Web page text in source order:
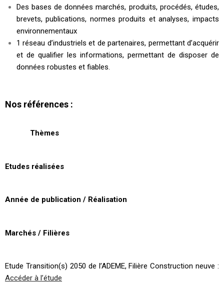
Des bases de données marchés, produits, procédés, études,
brevets, publications, normes produits et analyses, impacts
environnementaux
1 réseau d’industriels et de partenaires, permettant d’acquérir
et de qualifier les informations, permettant de disposer de
données robustes et fiables.
Nos références :
Thèmes
Etudes réalisées
Année de publication / Réalisation
Marchés / Filières
Etude Transition(s) 2050 de l’ADEME, Filière Construction neuve :
Accéder à l’étude